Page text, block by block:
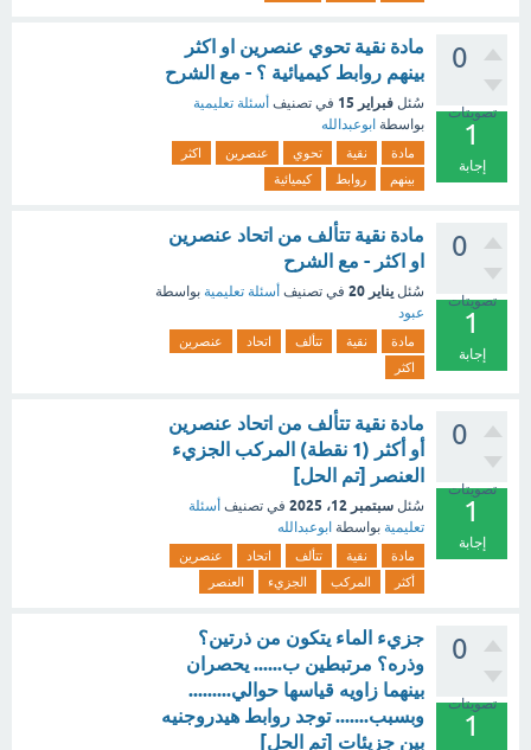
0
تصويتات
1
إجابة
مادة نقية تحوي عنصرين او اكثر
بينهم روابط كيميائية ؟ - مع الشرح
سُئل فبراير 15 في تصنيف أسئلة تعليمية
بواسطة ابوعبدالله
مادة نقية تحوي عنصرين
اكثر
بينهم
روابط كيميائية
0
تصويتات
1
إجابة
مادة نقية تتألف من اتحاد عنصرين
او اكثر - مع الشرح
سُئل يناير 20 في تصنيف أسئلة تعليمية بواسطة
عبود
مادة نقية تتألف اتحاد
عنصرين
اكثر
0
تصويتات
1
إجابة
مادة نقية تتألف من اتحاد عنصرين
أو أكثر (1 نقطة) المركب الجزيء
العنصر [تم الحل]
سُئل سبتمبر 12، 2025 في تصنيف أسئلة
تعليمية بواسطة ابوعبدالله
مادة نقية تتألف اتحاد
عنصرين
أكثر
المركب الجزيء العنصر
0
تصويتات
1
جزيء الماء يتكون من ذرتين؟
وذره؟ مرتبطين ب...... يحصران
بينهما زاويه قياسها حوالي.........
وبسبب....... توجد روابط هيدروجنيه
بين جزيئات [تم الحل]